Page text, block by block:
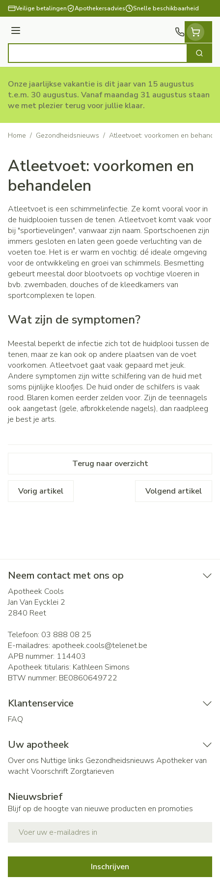
Ga naar de inhoud
Veilige betalingen Apothekersadvies Snelle beschikbaarheid
Menu
Zoek
Onze jaarlijkse vakantie is dit jaar van 15 augustus
t.e.m. 30 augustus. Vanaf maandag 31 augustus staan
we met plezier terug voor jullie klaar.
Home / Gezondheidsnieuws / Atleetvoet: voorkomen en
Atleetvoet: voorkomen en
behandelen
Atleetvoet is een schimmelinfectie. Ze komt vooral voor in
de huidplooien tussen de tenen. Atleetvoet komt vaak voor
bij "sportievelingen", vanwaar zijn naam. Sportschoenen zijn
immers gesloten en laten geen goede verluchting van de
voeten toe. Het is er warm en vochtig: dé ideale omgeving
voor de ontwikkeling en groei van schimmels. Besmetting
gebeurt meestal door blootvoets op vochtige vloeren in
bvb. zwembaden, douches of de kleedkamers van
sportcomplexen te lopen.
Wat zijn de symptomen?
Meestal beperkt de infectie zich tot de huidplooi tussen de
tenen, maar ze kan ook op andere plaatsen van de voet
voorkomen. Atleetvoet gaat vaak gepaard met jeuk.
Andere symptomen zijn witte schilfering van de huid met
soms pijnlijke kloofjes. De huid onder de schilfers is vaak
rood. Blaren komen eerder zelden voor. Zijn de teennagels
ook aangetast (gele, afbrokkelende nagels), dan raadpleeg
je best je arts.
Terug naar overzicht
Vorig artikel Volgend artikel
Neem contact met ons op
Apotheek Cools
Jan Van Eycklei 2
2840 Reet
Telefoon: 03 888 08 25
E-mailadres: apotheek.cools@telenet.be
APB nummer: 114403
Apotheek titularis: Kathleen Simons
BTW nummer: BE0860649722
Klantenservice
FAQ
Uw apotheek
Over ons Nuttige links Gezondheidsnieuws Apotheker van
wachtVoorschrift Zorgtarieven
Nieuwsbrief
Blijf op de hoogte van nieuwe producten en promoties
Inschrijven